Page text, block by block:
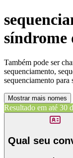
Também pode ser
sequenciamento,
sequenciamento
Mostrar mais nomes
Resultado em até 30
Qual seu